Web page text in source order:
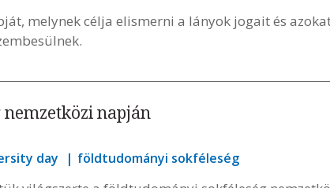
melynek célja elismerni a lányok jogait és
napján
day földtudományi sokféleség